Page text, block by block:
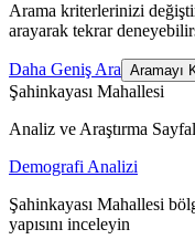
Arama kriterlerinizi
arayarak tekrar
Daha Geniş Ara Aramayı
Şahinkayası Mahallesi
Analiz ve Araştırma
Demografi Analizi
Şahinkayası Mahallesi
yapısını inceleyin